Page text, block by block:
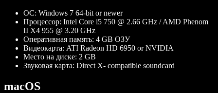
ОС: Windows 7 64-bit or newer
Процессор: Intel Core i5 750 @ 2.66 GHz / AMD Phenom
II X4 955 @ 3.20 GHz
Оперативная память: 4 GB ОЗУ
Видеокарта: ATI Radeon HD 6950 or NVIDIA
Место на диске: 2 GB
Звуковая карта: Direct X- compatible soundcard
macOS